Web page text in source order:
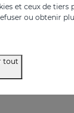
et ceux de tiers
ou obtenir
tout